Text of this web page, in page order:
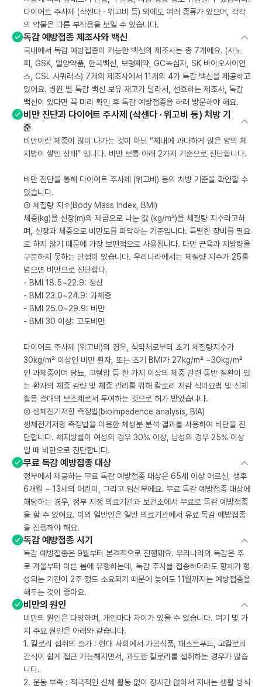
다이어트 주사제 (삭센다 · 위고비 등) 외에도 여러 종류가 있으며, 각각
의 약물은 다른 부작용을 보일 수 있습니다.
독감 예방접종 제조사와 백신
국내에서 독감 예방접종이 가능한 백신의 제조사는 총 7개에요. (사노
피, GSK, 일양약품, 한국백신, 보령제약, GC녹십자, SK 바이오사이언
스, CSL 시퀴러스) 7개의 제조사에서 11개의 4가 독감 백신을 제공하고
있어요. 병원 별 독감 백신 보유 재고가 달라서, 선호하는 제조사, 독감
백신이 있다면 꼭 미리 확인 후 독감 예방접종을 하러 방문해야 해요.
비만 진단과 다이어트 주사제 (삭센다 · 위고비 등) 처방 기
준
비만이란 체중이 많이 나가는 것이 아닌 “체내에 과다하게 많은 양의 체
지방이 쌓인 상태” 입니다. 비만 보통 아래 2가지 기준으로 진단합니다.
비만 진단을 통해 다이어트 주사제 (위고비) 등의 처방 기준을 확인할 수
있습니다.
① 체질량 지수(Body Mass Index, BMI)
체중(kg)을 신장(m)의 제곱으로 나눈 값 (kg/m²)을 체질량 지수라고하
며, 신장과 체중으로 비만도를 파악하는 기준입니다. 특별한 장비를 필요
로 하지 않기 때문에 가장 보편적으로 사용됩니다. 다만 근육과 지방량을
구분하지 못하는 단점이 있습니다. 우리나라에서는 체질량 지수가 25를
넘으면 비만으로 진단합다.
- BMI 18.5~22.9: 정상
- BMI 23.0~24.9: 과체중
- BMI 25.0~29.9: 비만
- BMI 30 이상: 고도비만
다이어트 주사제 (위고비)의 경우, 식약처로부터 초기 체질량지수가
30kg/m² 이상인 비만 환자, 또는 초기 BMI가 27kg/m² ~30kg/m²
인 과체중이며 당뇨, 고혈압 등 한 가지 이상의 체중 관련 동반 질환이 있
는 환자의 체중 감량 및 체중 관리를 위해 칼로리 저감 식이요법 및 신체
활동 증대의 보조제로서 투여하는 것으로 허가 받았습니다.
② 생체전기저항 측정법(bioimpedence analysis, BIA)
생체전기저항 측정법을 이용한 체성분 분석 결과를 사용하여 비만을 진
단합니다. 체지방률이 여성의 경우 30% 이상, 남성의 경우 25% 이상
일 때 비만으로 진단합니다.
무료 독감 예방접종 대상
정부에서 제공하는 무료 독감 예방접종 대상은 65세 이상 어르신, 생후
6개월 ~ 13세의 어린이, 그리고 임산부에요. 무료 독감 예방접종 대상에
해당하는 경우, 정부 지정 의료기관과 보건소에서 무료로 독감 예방접종
을 할 수 있어요. 이외 일반인은 일반 의료기관에서 유료 독감 예방접종
을 진행해야 해요.
독감 예방접종 시기
독감 예방접종은 9월부터 본격적으로 진행돼요. 우리나라의 독감은 주
로 겨울부터 이른 봄에 유행하는데, 독감 주사를 접종하더라도 항체가 형
성되는 기간이 2주 정도 소요되기 때문에 늦어도 11월까지는 예방접종을
해두는 것이 좋아요.
비만의 원인
비만의 원인은 다양하며, 개인마다 차이가 있을 수 있습니다. 여기 몇 가
지 주요 원인은 아래와 같습니다.
1. 칼로리 섭취의 증가 : 현대 사회에서 가공식품, 패스트푸드, 고칼로리
간식이 쉽게 접근 가능해지면서, 과도한 칼로리를 섭취하는 경우가 많습
니다.
2. 운동 부족 : 적극적인 신체 활동 없이 장시간 앉아서 지내는 생활 방식